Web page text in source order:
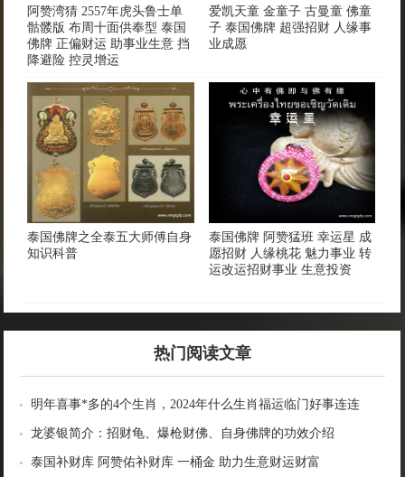
阿赞湾猜 2557年虎头鲁士单
骷髅版 布周十面供奉型 泰国
佛牌 正偏财运 助事业生意 挡
降避险 控灵增运
爱凯天童 金童子 古曼童 佛童
子 泰国佛牌 超强招财 人缘事
业成愿
泰国佛牌之全泰五大师傅自身
知识科普
泰国佛牌 阿赞猛班 幸运星 成
愿招财 人缘桃花 魅力事业 转
运改运招财事业 生意投资
热门阅读文章
明年喜事*多的4个生肖，2024年什么生肖福运临门好事连连
龙婆银简介：招财龟、爆枪财佛、自身佛牌的功效介绍
泰国补财库 阿赞佑补财库 一桶金 助力生意财运财富